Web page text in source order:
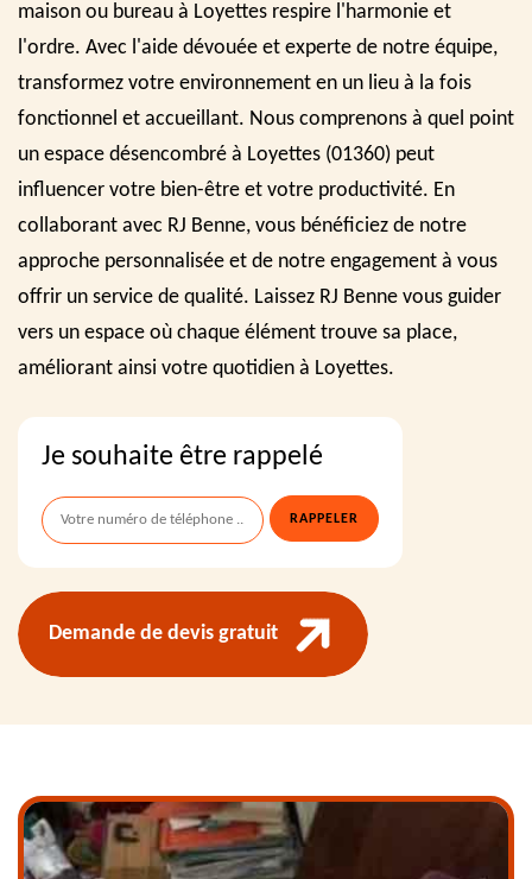
maison ou bureau à Loyettes respire l'harmonie et
l'ordre. Avec l'aide dévouée et experte de notre équipe,
transformez votre environnement en un lieu à la fois
fonctionnel et accueillant. Nous comprenons à quel point
un espace désencombré à Loyettes (01360) peut
influencer votre bien-être et votre productivité. En
collaborant avec RJ Benne, vous bénéficiez de notre
approche personnalisée et de notre engagement à vous
offrir un service de qualité. Laissez RJ Benne vous guider
vers un espace où chaque élément trouve sa place,
améliorant ainsi votre quotidien à Loyettes.
Je souhaite être rappelé
Demande de devis gratuit